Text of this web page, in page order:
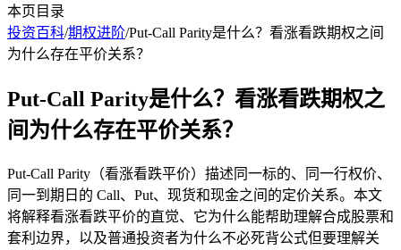
本页目录
投资百科/期权进阶/Put-Call Parity是什么？看涨看跌期权之间
为什么存在平价关系？
Put-Call Parity是什么？看涨看跌期权之
间为什么存在平价关系？
Put-Call Parity（看涨看跌平价）描述同一标的、同一行权价、
同一到期日的 Call、Put、现货和现金之间的定价关系。本文
将解释看涨看跌平价的直觉、它为什么能帮助理解合成股票和
套利边界，以及普通投资者为什么不必死背公式但要理解关